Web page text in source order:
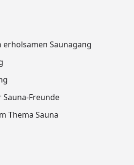
Saunagang
Freunde
Thema Sauna